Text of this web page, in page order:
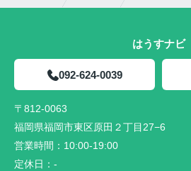
はうすナビ
092-624-0039
〒812-0063
福岡県福岡市東区原田２丁目27−6
営業時間： 10:00-19:00
定休日： -